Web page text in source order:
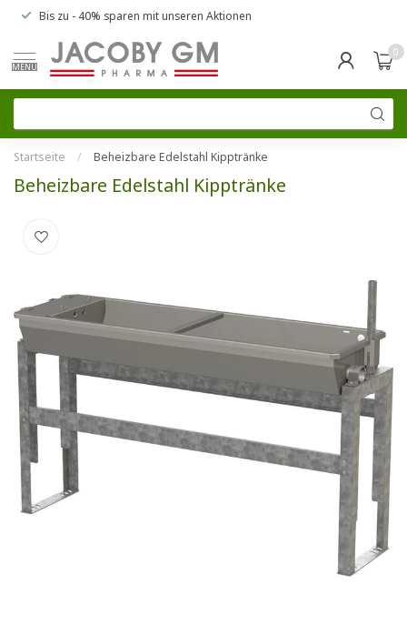
Bis zu - 40% sparen mit unseren Aktionen
MENU
0
Startseite / Beheizbare Edelstahl Kipptränke
Beheizbare Edelstahl Kipptränke